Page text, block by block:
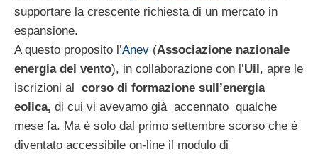
supportare la crescente richiesta di un mercato in
espansione.
A questo proposito l’Anev (Associazione nazionale
energia del vento), in collaborazione con l’Uil, apre le
iscrizioni al corso di formazione sull’energia
eolica, di cui vi avevamo già accennato qualche
mese fa. Ma è solo dal primo settembre scorso che è
diventato accessibile on-line il modulo di